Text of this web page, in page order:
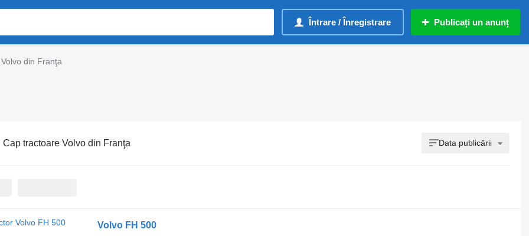
Întrare / Înregistrare Publicați un anunț
din Franţa
Cap tractoare Volvo din Franţa Data publicării
Volvo FH 500